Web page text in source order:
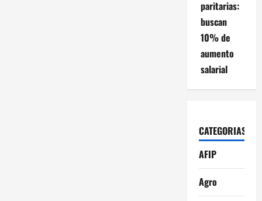
paritarias:
buscan
10% de
aumento
salarial
CATEGORIAS
AFIP
Agro